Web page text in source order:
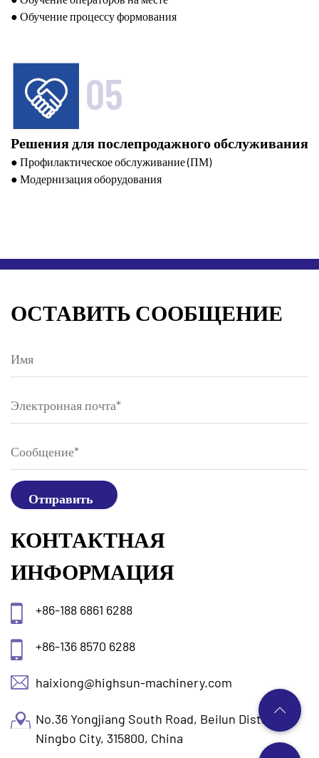
● Обучение процессу формования
05
Решения для послепродажного обслуживания
● Профилактическое обслуживание (ПМ)
● Модернизация оборудования
ОСТАВИТЬ СООБЩЕНИЕ
КОНТАКТНАЯ
ИНФОРМАЦИЯ
+86-188 6861 6288
+86-136 8570 6288
haixiong@highsun-machinery.com
No.36 Yongjiang South Road, Beilun District.
Ningbo City, 315800, China